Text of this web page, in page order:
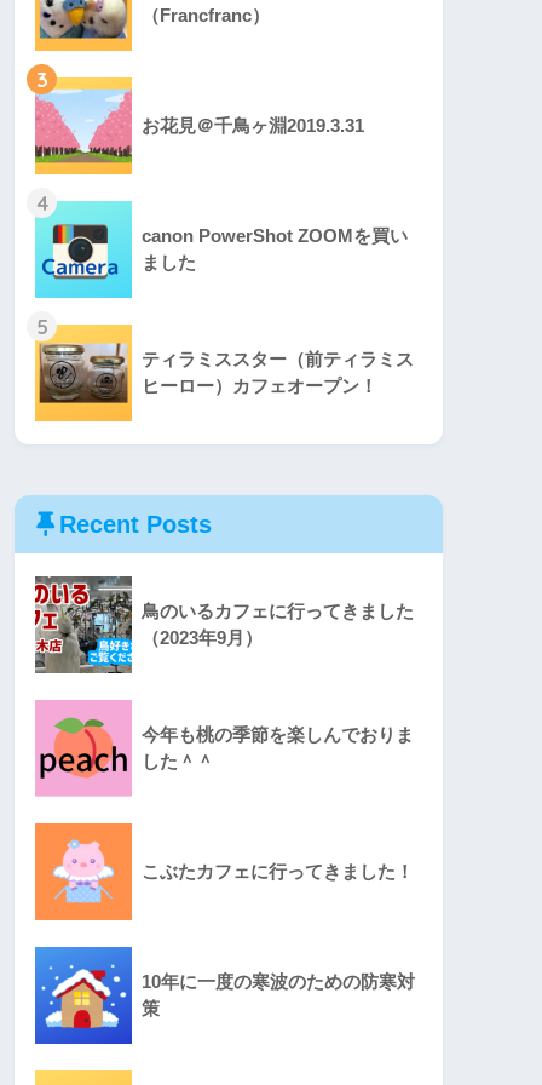
（Francfranc）
3
お花見＠千鳥ヶ淵2019.3.31
4
canon PowerShot ZOOMを買い
ました
5
ティラミススター（前ティラミス
ヒーロー）カフェオープン！
Recent Posts
鳥のいるカフェに行ってきました
（2023年9月）
今年も桃の季節を楽しんでおりま
した＾＾
こぶたカフェに行ってきました！
10年に一度の寒波のための防寒対
策